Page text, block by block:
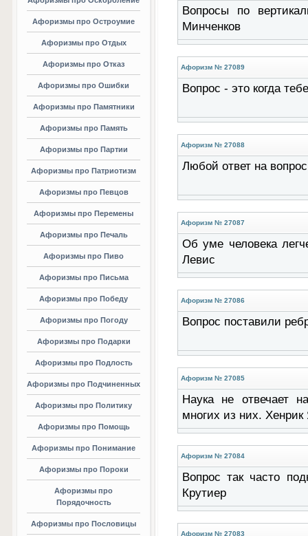
Афоризмы про Остроумие
Афоризмы про Отдых
Афоризмы про Отказ
Афоризмы про Ошибки
Афоризмы про Памятники
Афоризмы про Память
Афоризмы про Партии
Афоризмы про Патриотизм
Афоризмы про Певцов
Афоризмы про Перемены
Афоризмы про Печаль
Афоризмы про Пиво
Афоризмы про Письма
Афоризмы про Победу
Афоризмы про Погоду
Афоризмы про Подарки
Афоризмы про Подлость
Афоризмы про Подчиненных
Афоризмы про Политику
Афоризмы про Помощь
Афоризмы про Понимание
Афоризмы про Пороки
Афоризмы про
Порядочность
Афоризмы про Пословицы
Вопросы по
Минченков
Афоризм № 27089
Вопрос - это когда
Афоризм № 27088
Любой ответ на
Афоризм № 27087
Об уме человека
Левис
Афоризм № 27086
Вопрос поставили
Афоризм № 27085
Наука не отвечает
многих из них. Хенрик
Афоризм № 27084
Вопрос так часто
Крутиер
Афоризм № 27083